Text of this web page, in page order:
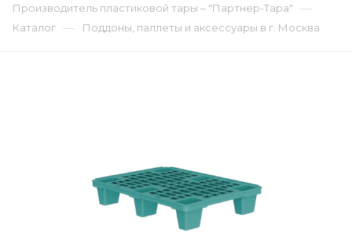
Производитель пластиковой тары – "Партнер-Тара" —
Каталог — Поддоны, паллеты и аксессуары в г. Москва